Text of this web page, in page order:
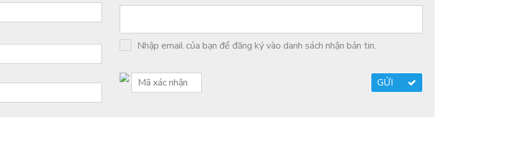
Nhập email của bạn để đăng ký vào danh sách nhận bản tin.